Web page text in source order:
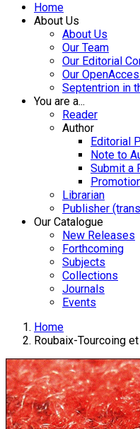
Home
About Us
About Us
Our Team
Our Editorial
Our
Septentrion in
You are a...
Reader
Author
Editorial
Note to
Submit a
Librarian
Publisher
Our Catalogue
New Releases
Forthcoming
Subjects
Collections
Journals
Events
Home
Roubaix-Tourcoing